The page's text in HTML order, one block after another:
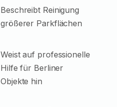
Beschreibt Reinigung
größerer Parkflächen
Weist auf professionelle
Hilfe für Berliner
Objekte hin